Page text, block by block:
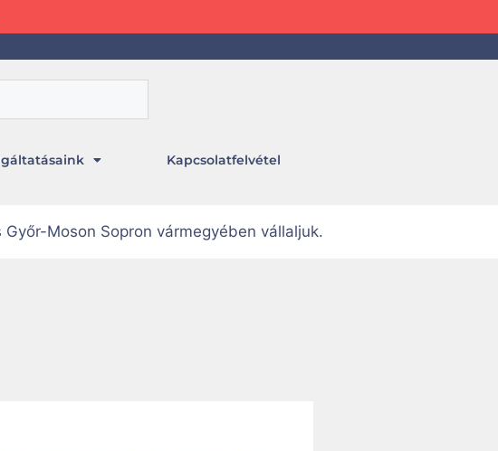
Kapcsolatfelvétel
Moson Sopron vármegyében vállaljuk.